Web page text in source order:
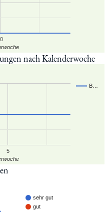
nach Kalenderwoche
B…
5
sehr gut
gut